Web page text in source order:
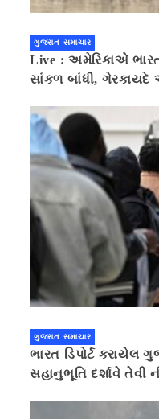
ગુજરાત સમાચાર
Live : અમેરિકાએ
સાંકળ બાંધી, ગેરકાયદે
ગુજરાત સમાચાર
ભારત ડિપોર્ટ કરાયેલ
સહાનુભૂતિ દર્શાવે તેવી